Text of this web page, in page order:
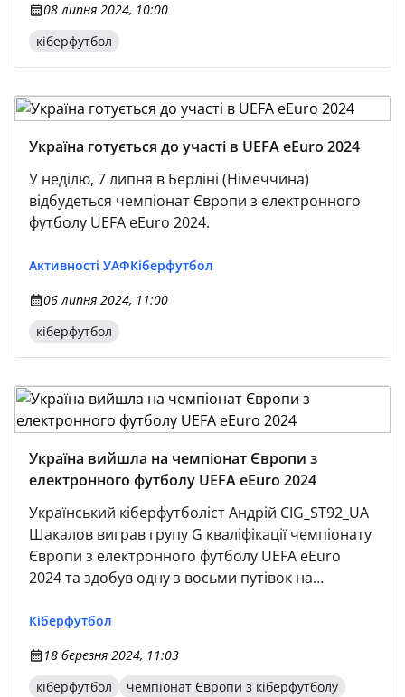
(CIG_ST92_UA), Іспанії (ADRIANCIFUENTES), Ізраїлю
(eden_fines12), Італії (Obrun2002), Норвегії
(Res_Andreas) та Туреччини (iMertAL). Турнірна
08 липня 2024, 10:00
кіберфутбол
Україна готується до участі в UEFA eEuro 2024
У неділю, 7 липня в Берліні (Німеччина)
відбудеться чемпіонат Європи з електронного
футболу UEFA eEuro 2024.
Активності УАФКіберфутбол
06 липня 2024, 11:00
кіберфутбол
Україна вийшла на чемпіонат Європи з
електронного футболу UEFA eEuro 2024
Український кіберфутболіст Андрій CIG_ST92_UA
Шакалов виграв групу G кваліфікації чемпіонату
Європи з електронного футболу UEFA eEuro
2024 та здобув одну з восьми путівок на
Німеччині. 16—17 березня відбувся відбірний
проходили у форматі 1vs1 у симуляторі FC 24 на
платформі PS5.
Кіберфутбол
18 березня 2024, 11:03
кіберфутбол
чемпіонат Європи з кіберфутболу